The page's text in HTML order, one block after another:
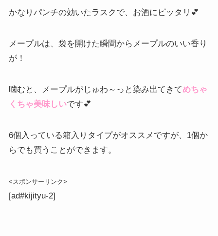
かなりパンチの効いたラスクで、お酒にピッタリ💕
メープルは、袋を開けた瞬間からメープルのいい香り
が！
噛むと、メープルがじゅわ～っと染み出てきてめちゃ
くちゃ美味しいです💕
6個入っている箱入りタイプがオススメですが、1個か
らでも買うことができます。
<スポンサーリンク>
[ad#kijityu-2]